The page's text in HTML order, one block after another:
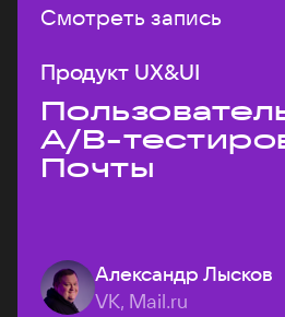
Смотреть запись
Продукт UX&UI
A/B-
Почты
Александр Лысков
VK, Mail.ru